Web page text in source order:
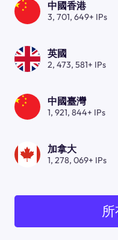
中國香港
3, 701, 649+ IPs
英國
2, 473, 581+ IPs
中國臺灣
1, 921, 844+ IPs
加拿大
1, 278, 069+ IPs